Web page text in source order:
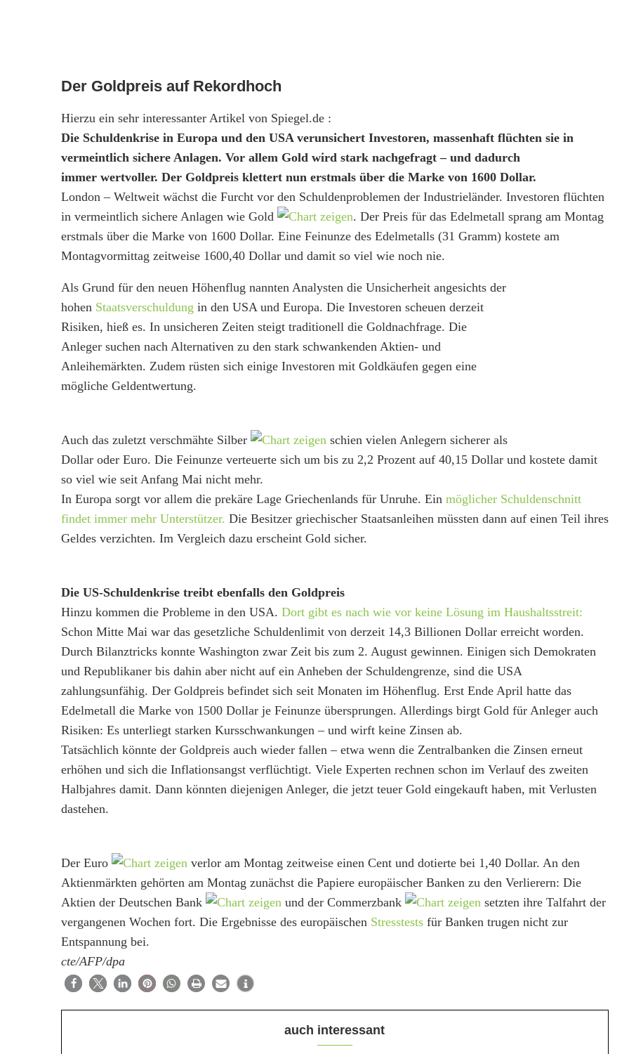
Der Goldpreis auf Rekordhoch
Hierzu ein sehr interessanter Artikel von Spiegel.de :
Die Schuldenkrise in Europa und den USA verunsichert Investoren, massenhaft flüchten sie in
vermeintlich sichere Anlagen. Vor allem Gold wird stark nachgefragt – und dadurch
immer wertvoller. Der Goldpreis klettert nun erstmals über die Marke von 1600 Dollar.
London – Weltweit wächst die Furcht vor den Schuldenproblemen der Industrieländer. Investoren flüchten
in vermeintlich sichere Anlagen wie Gold
. Der Preis für das Edelmetall sprang am Montag
erstmals über die Marke von 1600 Dollar. Eine Feinunze des Edelmetalls (31 Gramm) kostete am
Montagvormittag zeitweise 1600,40 Dollar und damit so viel wie noch nie.
Als Grund für den neuen Höhenflug nannten Analysten die Unsicherheit angesichts der
hohen Staatsverschuldung in den USA und Europa. Die Investoren scheuen derzeit
Risiken, hieß es. In unsicheren Zeiten steigt traditionell die Goldnachfrage. Die
Anleger suchen nach Alternativen zu den stark schwankenden Aktien- und
Anleihemärkten. Zudem rüsten sich einige Investoren mit Goldkäufen gegen eine
mögliche Geldentwertung.
Auch das zuletzt verschmähte Silber
schien vielen Anlegern sicherer als
Dollar oder Euro. Die Feinunze verteuerte sich um bis zu 2,2 Prozent auf 40,15 Dollar und kostete damit
so viel wie seit Anfang Mai nicht mehr.
In Europa sorgt vor allem die prekäre Lage Griechenlands für Unruhe. Ein möglicher Schuldenschnitt
findet immer mehr Unterstützer. Die Besitzer griechischer Staatsanleihen müssten dann auf einen Teil ihres
Geldes verzichten. Im Vergleich dazu erscheint Gold sicher.
Die US-Schuldenkrise treibt ebenfalls den Goldpreis
Hinzu kommen die Probleme in den USA. Dort gibt es nach wie vor keine Lösung im Haushaltsstreit:
Schon Mitte Mai war das gesetzliche Schuldenlimit von derzeit 14,3 Billionen Dollar erreicht worden.
Durch Bilanztricks konnte Washington zwar Zeit bis zum 2. August gewinnen. Einigen sich Demokraten
und Republikaner bis dahin aber nicht auf ein Anheben der Schuldengrenze, sind die USA
zahlungsunfähig. Der Goldpreis befindet sich seit Monaten im Höhenflug. Erst Ende April hatte das
Edelmetall die Marke von 1500 Dollar je Feinunze übersprungen. Allerdings birgt Gold für Anleger auch
Risiken: Es unterliegt starken Kursschwankungen – und wirft keine Zinsen ab.
Tatsächlich könnte der Goldpreis auch wieder fallen – etwa wenn die Zentralbanken die Zinsen erneut
erhöhen und sich die Inflationsangst verflüchtigt. Viele Experten rechnen schon im Verlauf des zweiten
Halbjahres damit. Dann könnten diejenigen Anleger, die jetzt teuer Gold eingekauft haben, mit Verlusten
dastehen.
Der Euro
verlor am Montag zeitweise einen Cent und dotierte bei 1,40 Dollar. An den
Aktienmärkten gehörten am Montag zunächst die Papiere europäischer Banken zu den Verlierern: Die
Aktien der Deutschen Bank
und der Commerzbank
setzten ihre Talfahrt der
vergangenen Wochen fort. Die Ergebnisse des europäischen Stresstests für Banken trugen nicht zur
Entspannung bei.
cte/AFP/dpa
auch interessant